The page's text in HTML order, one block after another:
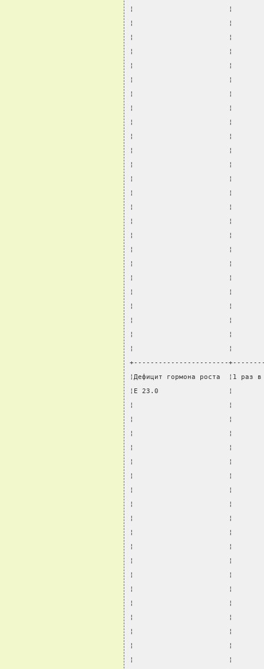
¦                       ¦
¦                       ¦
¦                       ¦
¦                       ¦
¦                       ¦
¦                       ¦
¦                       ¦
¦                       ¦
¦                       ¦
¦                       ¦
¦                       ¦
¦                       ¦
¦                       ¦
¦                       ¦
¦                       ¦
¦                       ¦
¦                       ¦
¦                       ¦
¦                       ¦
¦                       ¦
¦                       ¦
¦                       ¦
¦                       ¦
¦                       ¦
¦                       ¦
+-----------------------
¦Дефицит гормона роста  ¦1
¦E 23.0                 ¦
¦                       ¦
¦                       ¦
¦                       ¦
¦                       ¦
¦                       ¦
¦                       ¦
¦                       ¦
¦                       ¦
¦                       ¦
¦                       ¦
¦                       ¦
¦                       ¦
¦                       ¦
¦                       ¦
¦                       ¦
¦                       ¦
¦                       ¦
¦                       ¦
¦                       ¦